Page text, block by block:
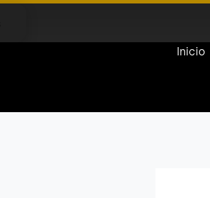
Inicio